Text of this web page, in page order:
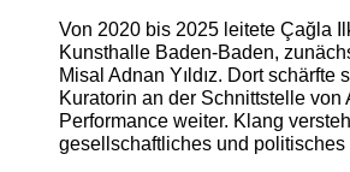
Von 2020 bis 2025 leitete Çağla
Kunsthalle Baden-Baden,
Misal Adnan Yıldız. Dort schärfte
Kuratorin an der Schnittstelle von
Performance weiter. Klang
gesellschaftliches und politisches